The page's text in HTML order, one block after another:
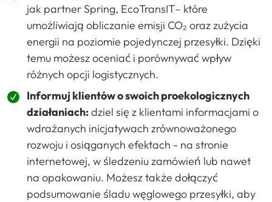
jak partner Spring, EcoTransIT– które
umożliwiają obliczanie emisji CO₂ oraz zużycia
energii na poziomie pojedynczej przesyłki. Dzięki
temu możesz oceniać i porównywać wpływ
różnych opcji logistycznych.
Informuj klientów o swoich proekologicznych
działaniach:dziel się z klientami informacjami o
wdrażanych inicjatywach zrównoważonego
rozwoju i osiąganych efektach - na stronie
internetowej, w śledzeniu zamówień lub nawet
na opakowaniu. Możesz także dołączyć
podsumowanie śladu węglowego przesyłki, aby